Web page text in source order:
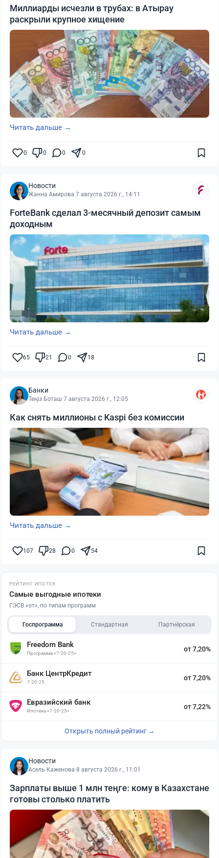
Миллиарды исчезли в трубах: в Атырау
раскрыли крупное хищение
Читать дальше →
0 0 0 0
Новости
Жанна Амирова·7 августа 2026 г., 14:11
ForteBank сделал 3-месячный депозит самым
доходным
Читать дальше →
65 21 0 18
Банки
Теңіз Боташ·7 августа 2026 г., 12:05
Как снять миллионы с Kaspi без комиссии
Читать дальше →
107 28 0 54
РЕЙТИНГ ИПОТЕК
Самые выгодные ипотеки
ГЭСВ «от», по типам программ
Госпрограмма Стандартная Партнёрская
Freedom Bank
Программа «7-20-25»
от 7,20%
Банк ЦентрКредит
7-20-25
от 7,20%
Евразийский банк
Ипотека «7-20-25»
от 7,22%
Открыть полный рейтинг →
Новости
Асель Каженова·8 августа 2026 г., 11:01
Зарплаты выше 1 млн теңге: кому в Казахстане
готовы столько платить